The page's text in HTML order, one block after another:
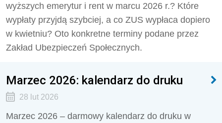
wyższych emerytur i rent w marcu 2026 r.? Które
wypłaty przyjdą szybciej, a co ZUS wypłaca dopiero
w kwietniu? Oto konkretne terminy podane przez
Zakład Ubezpieczeń Społecznych.
Marzec 2026: kalendarz do druku
28 lut 2026
Marzec 2026 – darmowy kalendarz do druku w